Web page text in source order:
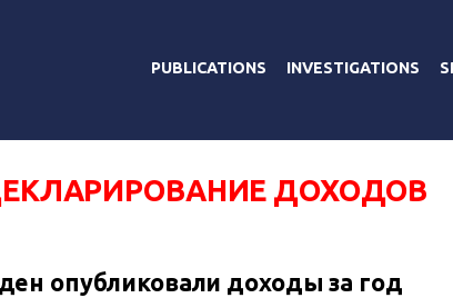
PUBLICATIONS INVESTIGATIONS
ДОХОДОВ
опубликовали доходы за год